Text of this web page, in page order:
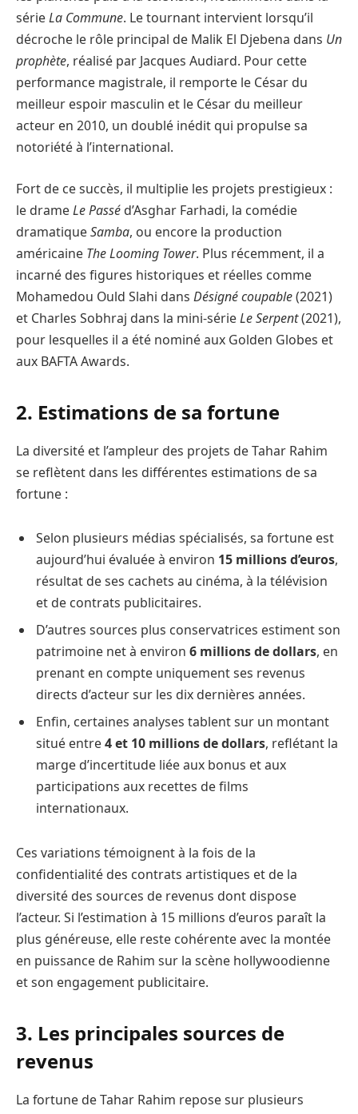
sérieLa Commune. Le tournant intervient lorsqu’il
décroche le rôle principal de Malik El Djebena dans Un
prophète, réalisé par Jacques Audiard. Pour cette
performance magistrale, il remporte le César du
meilleur espoir masculin et le César du meilleur
acteur en 2010, un doublé inédit qui propulse sa
notoriété à l’international.
Fort de ce succès, il multiplie les projets prestigieux :
le drameLe Passé d’Asghar Farhadi, la comédie
dramatiqueSamba, ou encore la production
américaine The Looming Tower. Plus récemment, il a
incarné des figures historiques et réelles comme
Mohamedou Ould Slahi dans Désigné coupable(2021)
et Charles Sobhraj dans la mini-sérieLe Serpent(2021),
pour lesquelles il a été nominé aux Golden Globes et
aux BAFTA Awards.
2. Estimations de sa fortune
La diversité et l’ampleur des projets de Tahar Rahim
se reflètent dans les différentes estimations de sa
fortune :
Selon plusieurs médias spécialisés, sa fortune est
aujourd’hui évaluée à environ 15 millions d’euros,
résultat de ses cachets au cinéma, à la télévision
et de contrats publicitaires.
D’autres sources plus conservatrices estiment son
patrimoine net à environ 6 millions de dollars, en
prenant en compte uniquement ses revenus
directs d’acteur sur les dix dernières années.
Enfin, certaines analyses tablent sur un montant
situé entre4 et 10 millions de dollars, reflétant la
marge d’incertitude liée aux bonus et aux
participations aux recettes de films
internationaux.
Ces variations témoignent à la fois de la
confidentialité des contrats artistiques et de la
diversité des sources de revenus dont dispose
l’acteur. Si l’estimation à 15 millions d’euros paraît la
plus généreuse, elle reste cohérente avec la montée
en puissance de Rahim sur la scène hollywoodienne
et son engagement publicitaire.
3. Les principales sources de
revenus
La fortune de Tahar Rahim repose sur plusieurs